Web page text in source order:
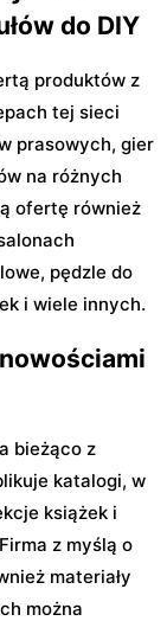
do DIY
produktów z
tej sieci
prasowych, gier
na różnych
ofertę również
pędzle do
i wiele innych.
bieżąco z
katalogi, w
książek i
z myślą o
materiały
można